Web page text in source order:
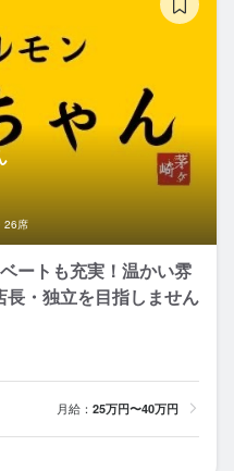
26席
ートも充実！温かい雰
・独立を目指しません
月給： 25万円〜40万円